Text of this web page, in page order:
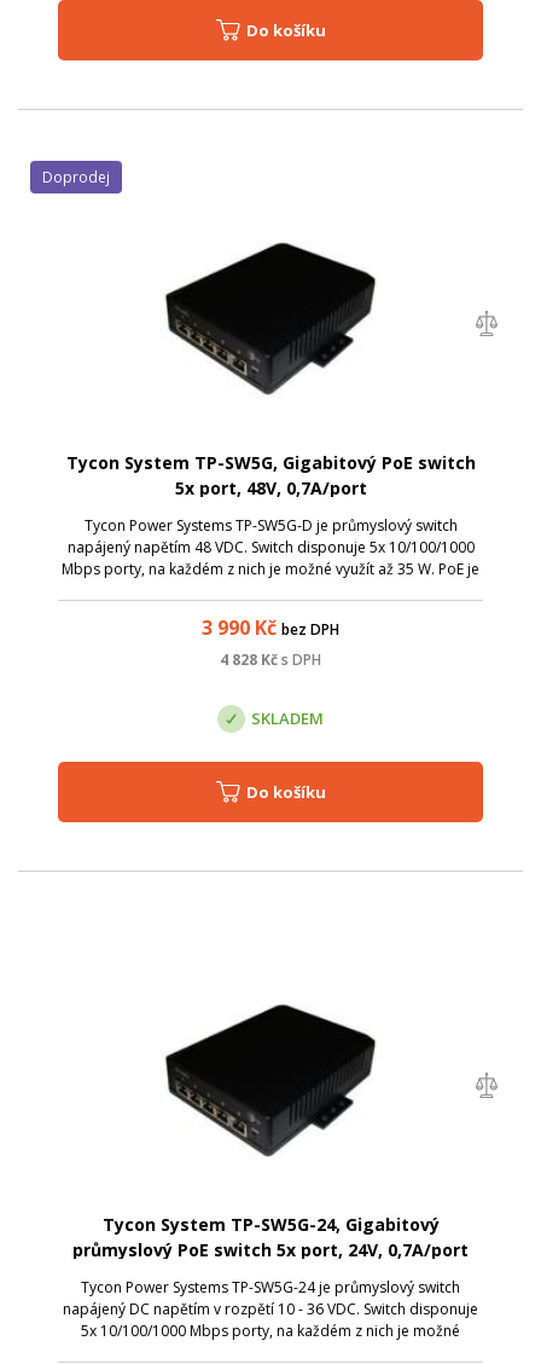
Do košíku
Tycon System TP-SW5G, Gigabitový PoE switch
5x port, 48V, 0,7A/port
Tycon Power Systems TP-SW5G-D je průmyslový switch
napájený napětím 48 VDC. Switch disponuje 5x 10/100/1000
Mbps porty, na každém z nich je možné využít až 35 W. PoE je
3 990 Kč bez DPH
4 828 Kčs DPH
Doprodej
SKLADEM
Do košíku
Tycon System TP-SW5G-24, Gigabitový
průmyslový PoE switch 5x port, 24V, 0,7A/port
Tycon Power Systems TP-SW5G-24 je průmyslový switch
napájený DC napětím v rozpětí 10 - 36 VDC. Switch disponuje
5x 10/100/1000 Mbps porty, na každém z nich je možné